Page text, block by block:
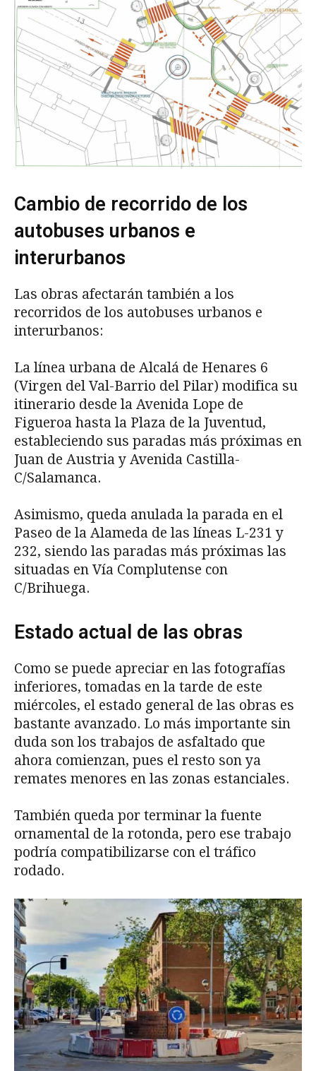
Cambio de recorrido de los
autobuses urbanos e
interurbanos
Las obras afectarán también a los
recorridos de los autobuses urbanos e
interurbanos:
La línea urbana de Alcalá de Henares 6
(Virgen del Val-Barrio del Pilar) modifica su
itinerario desde la Avenida Lope de
Figueroa hasta la Plaza de la Juventud,
estableciendo sus paradas más próximas en
Juan de Austria y Avenida Castilla-
C/Salamanca.
Asimismo, queda anulada la parada en el
Paseo de la Alameda de las líneas L-231 y
232, siendo las paradas más próximas las
situadas en Vía Complutense con
C/Brihuega.
Estado actual de las obras
Como se puede apreciar en las fotografías
inferiores, tomadas en la tarde de este
miércoles, el estado general de las obras es
bastante avanzado. Lo más importante sin
duda son los trabajos de asfaltado que
ahora comienzan, pues el resto son ya
remates menores en las zonas estanciales.
También queda por terminar la fuente
ornamental de la rotonda, pero ese trabajo
podría compatibilizarse con el tráfico
rodado.